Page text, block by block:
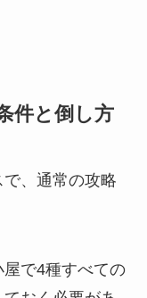
件と倒し方
、通常の攻略
で4種すべての